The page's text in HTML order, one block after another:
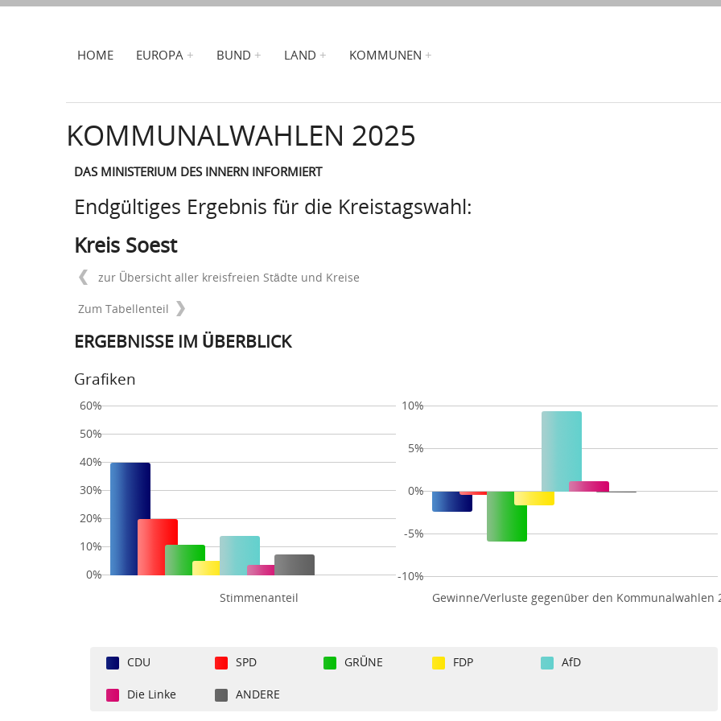
HOME EUROPA BUND LAND KOMMUNEN
KOMMUNALWAHLEN 2025
DAS MINISTERIUM DES INNERN INFORMIERT
Endgültiges Ergebnis für die Kreistagswahl:
Kreis Soest
zur Übersicht aller kreisfreien Städte und Kreise
Zum Tabellenteil
ERGEBNISSE IM ÜBERBLICK
Grafiken
Stimmenanteil
60%
50%
40%
30%
20%
10%
0%
Gewinne/Verluste gegenüber den Kommunalwahlen
10%
5%
0%
-5%
-10%
CDU SPD GRÜNE FDP AfD
Die Linke ANDERE